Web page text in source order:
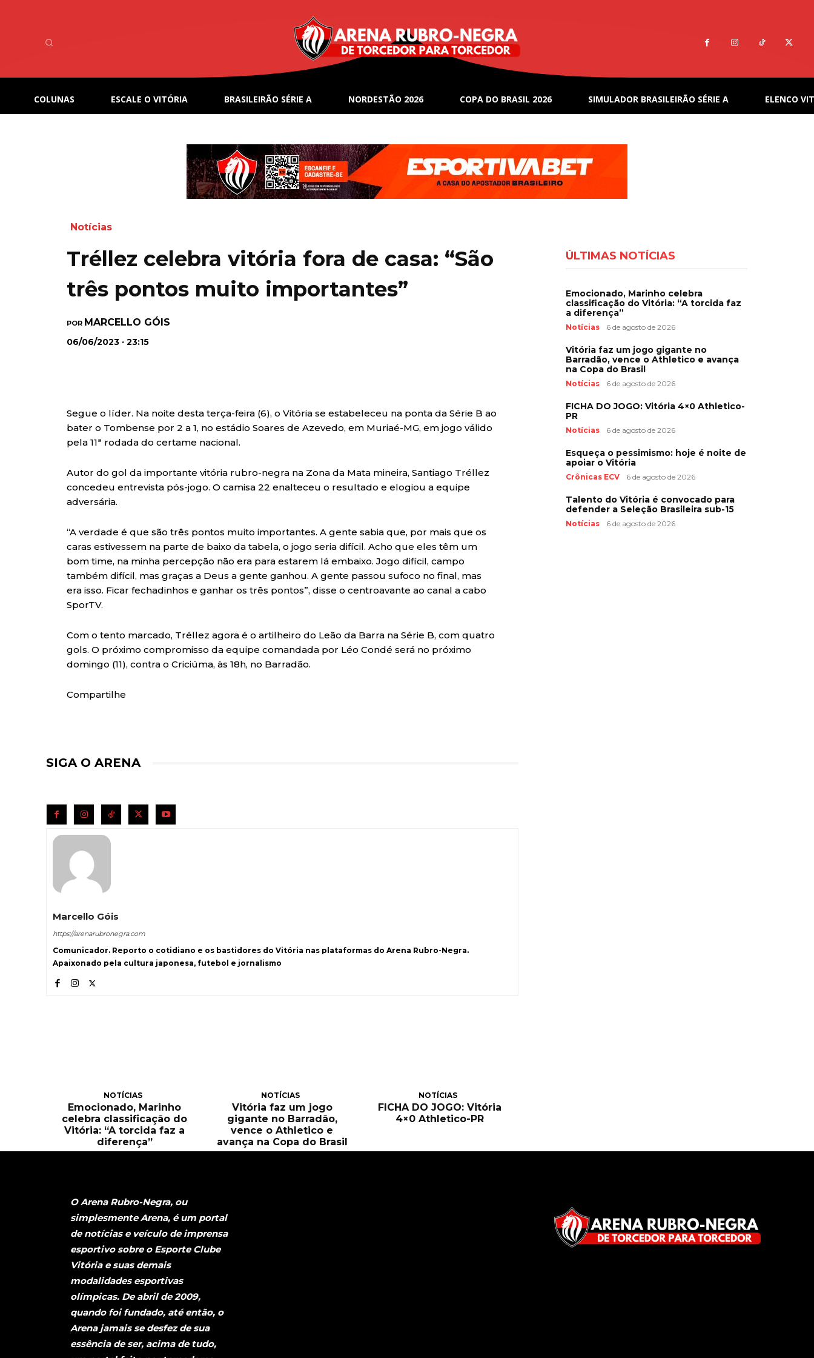
COLUNAS ESCALE O VITÓRIA BRASILEIRÃO SÉRIE A NORDESTÃO 2026 COPA DO BRASIL 2026 SIMULADOR BRASILEIRÃO SÉRIE A ELENCO
Notícias
Tréllez celebra vitória fora de casa: “São
três pontos muito importantes”
POR MARCELLO GÓIS
06/06/2023 · 23:15
Segue o líder. Na noite desta terça-feira (6), o Vitória se estabeleceu na ponta da Série B ao
bater o Tombense por 2 a 1, no estádio Soares de Azevedo, em Muriaé-MG, em jogo válido
pela 11ª rodada do certame nacional.
Autor do gol da importante vitória rubro-negra na Zona da Mata mineira, Santiago Tréllez
concedeu entrevista pós-jogo. O camisa 22 enalteceu o resultado e elogiou a equipe
adversária.
“A verdade é que são três pontos muito importantes. A gente sabia que, por mais que os
caras estivessem na parte de baixo da tabela, o jogo seria difícil. Acho que eles têm um
bom time, na minha percepção não era para estarem lá embaixo. Jogo difícil, campo
também difícil, mas graças a Deus a gente ganhou. A gente passou sufoco no final, mas
era isso. Ficar fechadinhos e ganhar os três pontos”, disse o centroavante ao canal a cabo
SporTV.
Com o tento marcado, Tréllez agora é o artilheiro do Leão da Barra na Série B, com quatro
gols. O próximo compromisso da equipe comandada por Léo Condé será no próximo
domingo (11), contra o Criciúma, às 18h, no Barradão.
Compartilhe
SIGA O ARENA
Marcello Góis
https://arenarubronegra.com
Comunicador. Reporto o cotidiano e os bastidores do Vitória nas plataformas do Arena Rubro-Negra.
Apaixonado pela cultura japonesa, futebol e jornalismo
NOTÍCIAS
Emocionado, Marinho
celebra classificação do
Vitória: “A torcida faz a
diferença”
NOTÍCIAS
Vitória faz um jogo
gigante no Barradão,
vence o Athletico e
avança na Copa do Brasil
NOTÍCIAS
FICHA DO JOGO: Vitória
4×0 Athletico-PR
ÚLTIMAS NOTÍCIAS
Emocionado, Marinho celebra
classificação do Vitória: “A torcida faz
a diferença”
Notícias 6 de agosto de 2026
Vitória faz um jogo gigante no
Barradão, vence o Athletico e avança
na Copa do Brasil
Notícias 6 de agosto de 2026
FICHA DO JOGO: Vitória 4×0 Athletico-
PR
Notícias 6 de agosto de 2026
Esqueça o pessimismo: hoje é noite de
apoiar o Vitória
Crônicas ECV 6 de agosto de 2026
Talento do Vitória é convocado para
defender a Seleção Brasileira sub-15
Notícias 6 de agosto de 2026
O Arena Rubro-Negra, ou
simplesmente Arena, é um portal
de notícias e veículo de imprensa
esportivo sobre o Esporte Clube
Vitória e suas demais
modalidades esportivas
olímpicas. De abril de 2009,
quando foi fundado, até então, o
Arena jamais se desfez de sua
essência de ser, acima de tudo,